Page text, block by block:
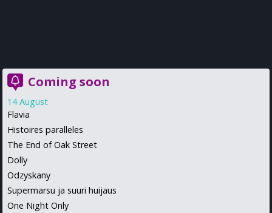
Coming soon
14 August
Flavia
Histoires paralleles
The End of Oak Street
Dolly
Odzyskany
Supermarsu ja suuri huijaus
One Night Only